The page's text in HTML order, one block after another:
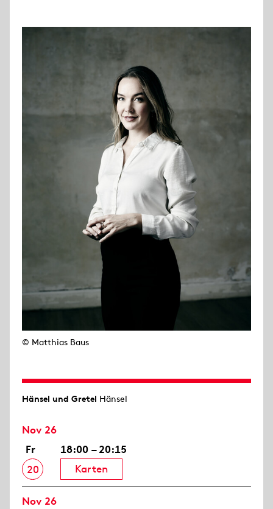
© Matthias Baus
Hänsel und Gretel Hänsel
Nov 26
Fr
20
18:00 – 20:15
Karten
Nov 26